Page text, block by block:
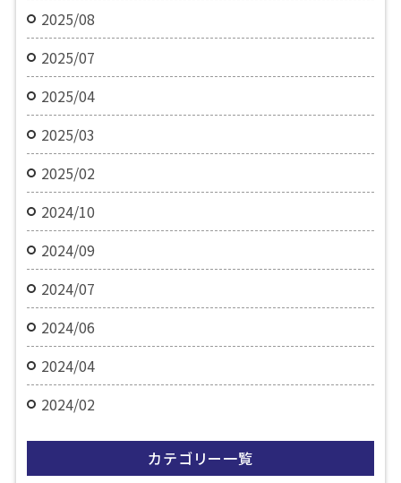
2025/08
2025/07
2025/04
2025/03
2025/02
2024/10
2024/09
2024/07
2024/06
2024/04
2024/02
カテゴリー一覧